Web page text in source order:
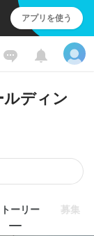
アプリを使う
ディン
ーリー 募集